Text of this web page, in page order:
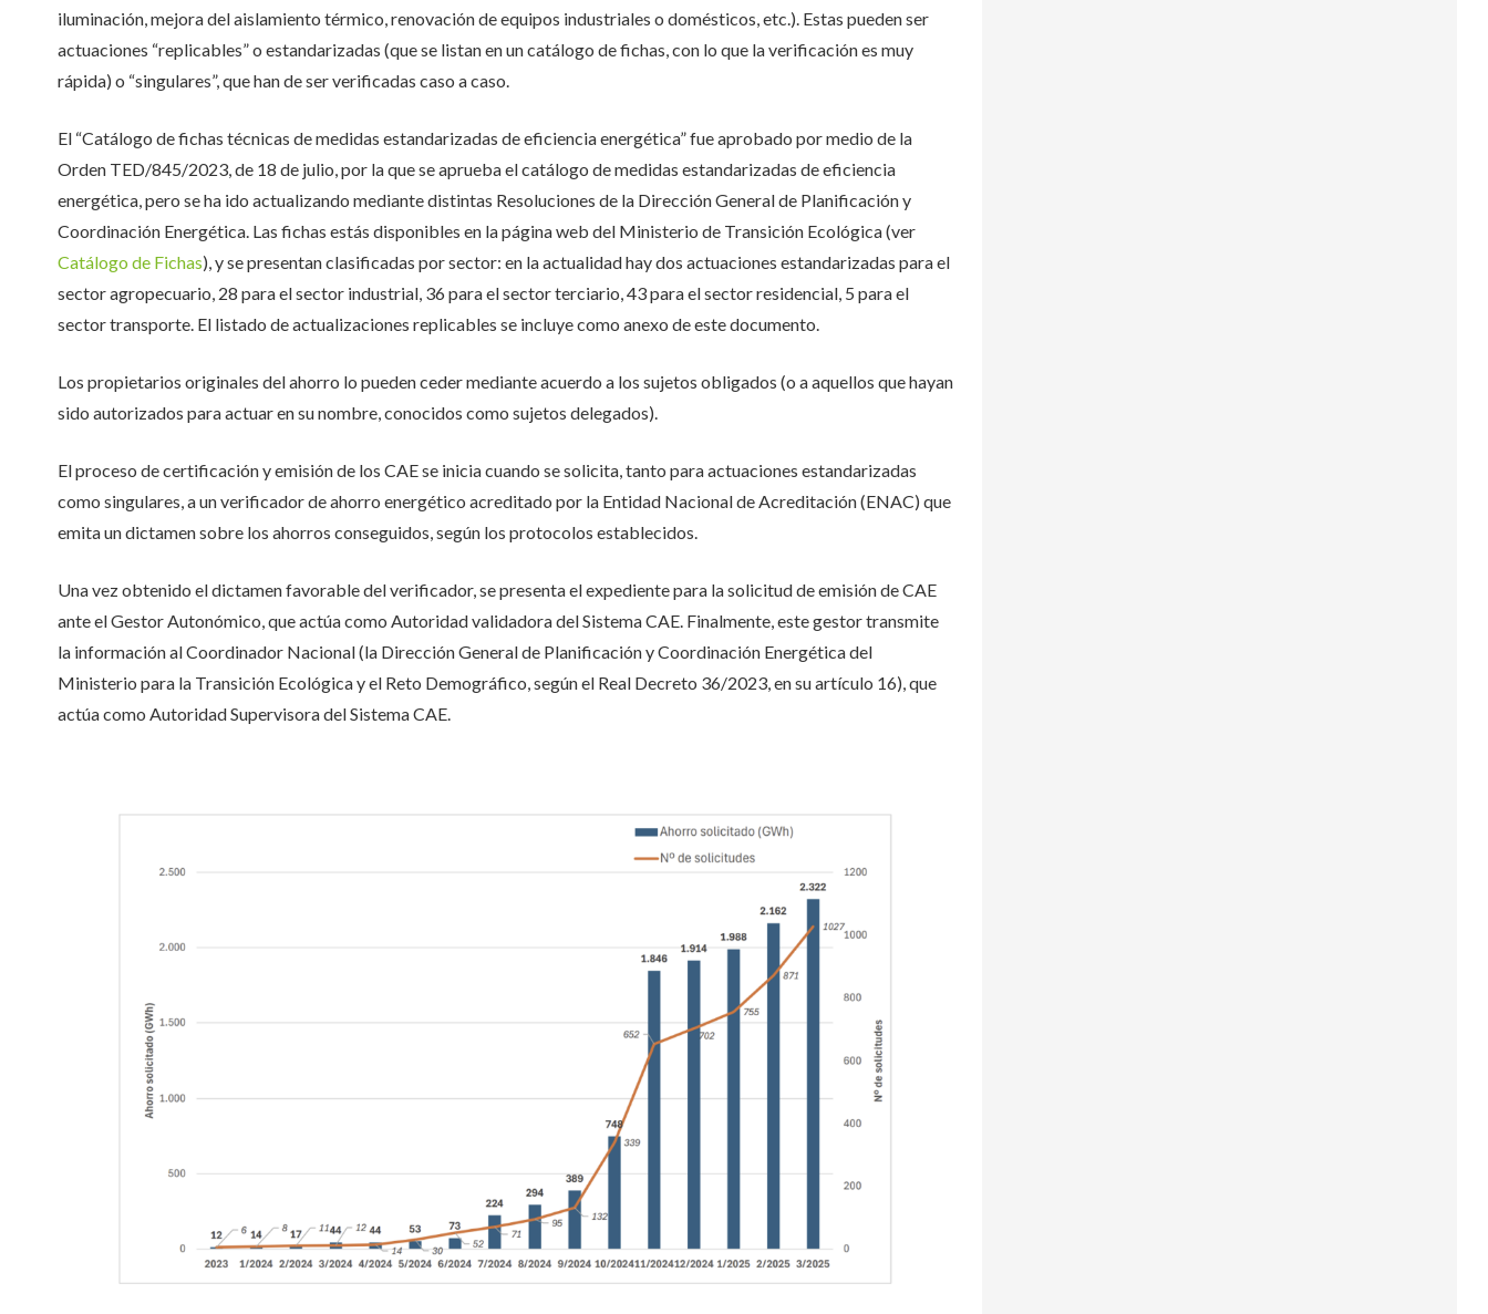
iluminación, mejora del aislamiento térmico, renovación de equipos industriales o domésticos, etc.). Estas pueden ser
actuaciones “replicables” o estandarizadas (que se listan en un catálogo de fichas, con lo que la verificación es muy
rápida) o “singulares”, que han de ser verificadas caso a caso.
El “Catálogo de fichas técnicas de medidas estandarizadas de eficiencia energética” fue aprobado por medio de la
Orden TED/845/2023, de 18 de julio, por la que se aprueba el catálogo de medidas estandarizadas de eficiencia
energética, pero se ha ido actualizando mediante distintas Resoluciones de la Dirección General de Planificación y
Coordinación Energética. Las fichas estás disponibles en la página web del Ministerio de Transición Ecológica (ver
Catálogo de Fichas), y se presentan clasificadas por sector: en la actualidad hay dos actuaciones estandarizadas para el
sector agropecuario, 28 para el sector industrial, 36 para el sector terciario, 43 para el sector residencial, 5 para el
sector transporte. El listado de actualizaciones replicables se incluye como anexo de este documento.
Los propietarios originales del ahorro lo pueden ceder mediante acuerdo a los sujetos obligados (o a aquellos que hayan
sido autorizados para actuar en su nombre, conocidos como sujetos delegados).
El proceso de certificación y emisión de los CAE se inicia cuando se solicita, tanto para actuaciones estandarizadas
como singulares, a un verificador de ahorro energético acreditado por la Entidad Nacional de Acreditación (ENAC) que
emita un dictamen sobre los ahorros conseguidos, según los protocolos establecidos.
Una vez obtenido el dictamen favorable del verificador, se presenta el expediente para la solicitud de emisión de CAE
ante el Gestor Autonómico, que actúa como Autoridad validadora del Sistema CAE. Finalmente, este gestor transmite
la información al Coordinador Nacional(la Dirección General de Planificación y Coordinación Energética del
Ministerio para la Transición Ecológica y el Reto Demográfico, según el Real Decreto 36/2023, en su artículo 16) , que
actúa como Autoridad Supervisora del Sistema CAE.